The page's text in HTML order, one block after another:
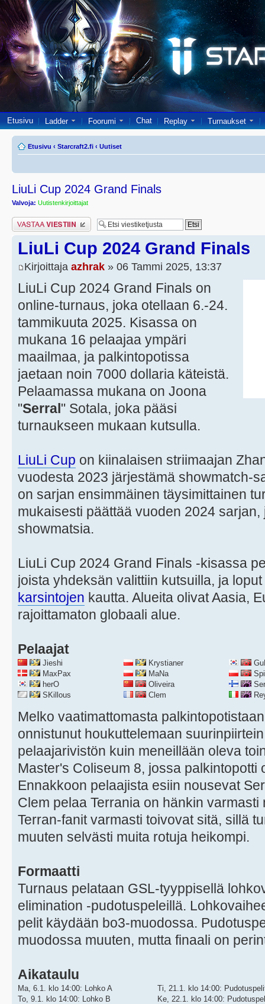
Etusivu Ladder Foorumi Chat Replay Turnaukset
Etusivu ‹ Starcraft2.fi ‹ Uutiset
LiuLi Cup 2024 Grand Finals
Valvoja: Uutistenkirjoittajat
Lähetä vastaus
LiuLi Cup 2024 Grand Finals
Kirjoittaja azhrak » 06 Tammi 2025, 13:37
LiuLi Cup 2024 Grand Finals on
online-turnaus, joka otellaan 6.-24.
tammikuuta 2025. Kisassa on
mukana 16 pelaajaa ympäri
maailmaa, ja palkintopotissa
jaetaan noin 7000 dollaria käteistä.
Pelaamassa mukana on Joona
"Serral" Sotala, joka pääsi
turnaukseen mukaan kutsulla.
LiuLi Cup on kiinalaisen striimaajan
vuodesta 2023 järjestämä showmatch-
on sarjan ensimmäinen täysimittainen
mukaisesti päättää vuoden 2024
showmatsia.
LiuLi Cup 2024 Grand Finals -kisassa
joista yhdeksän valittiin kutsuilla, ja
karsintojen kautta. Alueita olivat Aasia,
rajoittamaton globaali alue.
Pelaajat
Jieshi
MaxPax
herO
SKillous
Krystianer
MaNa
Oliveira
Clem
Melko vaatimattomasta
onnistunut houkuttelemaan
pelaajarivistön kuin meneillään oleva
Master's Coliseum 8, jossa palkintopotti
Ennakkoon pelaajista esiin nousevat
Clem pelaa Terrania on hänkin
Terran-fanit varmasti toivovat sitä, sillä
muuten selvästi muita rotuja heikompi.
Formaatti
Turnaus pelataan GSL-tyyppisellä
elimination -pudotuspeleillä.
pelit käydään bo3-muodossa.
muodossa muuten, mutta finaali on
Aikataulu
Ma, 6.1. klo 14:00: Lohko A
To, 9.1. klo 14:00: Lohko B
Ti, 21.1. klo 14:00:
Ke, 22.1. klo 14:00: